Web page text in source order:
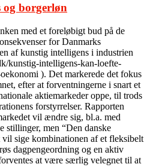
og borgerløn
med et foreløbigt bud på de
for Danmarks
af kunstig intelligens i industrien
kunstig-intelligens-kan-loefte-
). Det markerede det fokus
efter at forventningerne i snart et
aktiemarkeder oppe, til trods
forstyrrelser. Rapporten
vil ændre sig, bl.a. med
stillinger, men “Den danske
sige kombinationen af et fleksibelt
dagpengeordning og en aktiv
at være særlig velegnet til at